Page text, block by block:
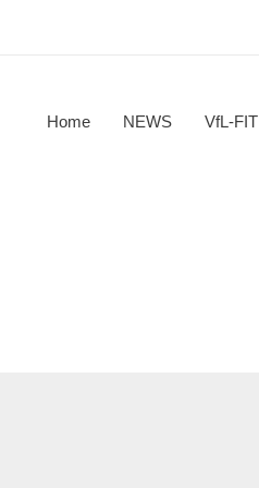
Home NEWS VfL-FIT